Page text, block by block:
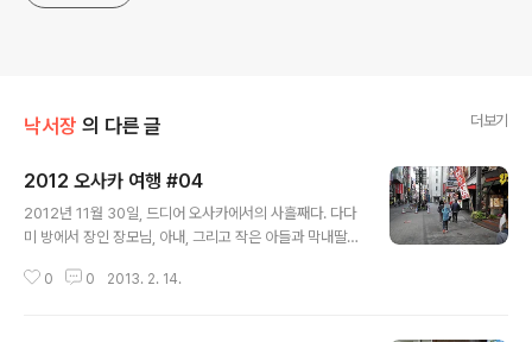
낙서장 의 다른 글 더보기
2012 오사카 여행 #04
2012년 11월 30일, 드디어 오사카에서의 사흘째다. 다다
미 방에서 장인 장모님, 아내, 그리고 작은 아들과 막내딸이
이틀을 보냈다. 마침, 우리가 머문 호텔은 1층 로비에서 아
0 0 2013. 2. 14.